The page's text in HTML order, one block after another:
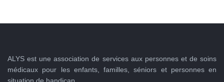
ALYS est une association de services aux personnes et de soins
médicaux pour les enfants, familles, séniors et personnes en